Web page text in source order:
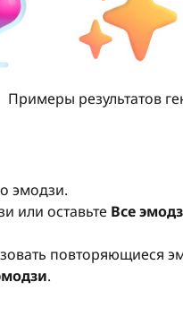
Примеры результатов
эмодзи.
или оставьте Все
повторяющиеся
.